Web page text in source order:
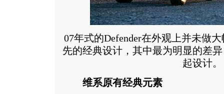
07年式的Defender在外观上并未做
先的经典设计，其中最为明显的差
起设计。
维系原有经典元素